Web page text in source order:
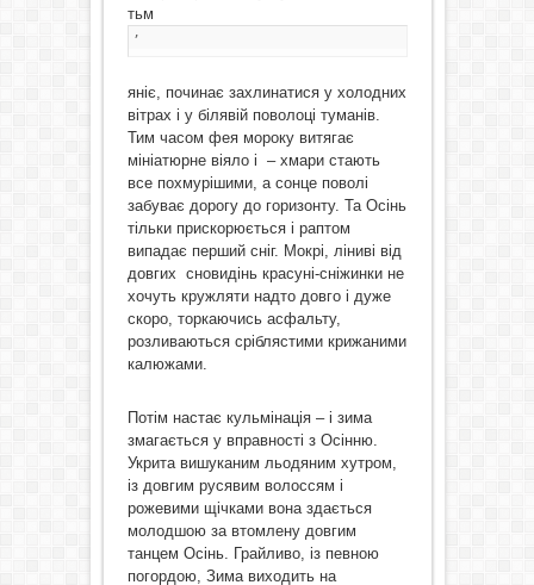
тьм
’
яніє, починає захлинатися у холодних
вітрах і у білявій поволоці туманів.
Тим часом фея мороку витягає
мініатюрне віяло і – хмари стають
все похмурішими, а сонце поволі
забуває дорогу до горизонту. Та Осінь
тільки прискорюється і раптом
випадає перший сніг. Мокрі, ліниві від
довгих сновидінь красуні-сніжинки не
хочуть кружляти надто довго і дуже
скоро, торкаючись асфальту,
розливаються сріблястими крижаними
калюжами.
Потім настає кульмінація – і зима
змагається у вправності з Осінню.
Укрита вишуканим льодяним хутром,
із довгим русявим волоссям і
рожевими щічками вона здається
молодшою за втомлену довгим
танцем Осінь. Грайливо, із певною
погордою, Зима виходить на